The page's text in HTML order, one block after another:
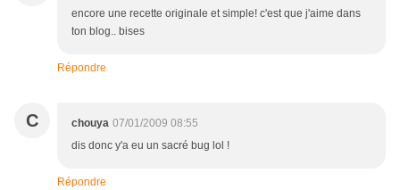
encore une recette originale et simple! c'est que j'aime dans
ton blog.. bises
Répondre
C chouya 07/01/2009 08:55
dis donc y'a eu un sacré bug lol !
Répondre